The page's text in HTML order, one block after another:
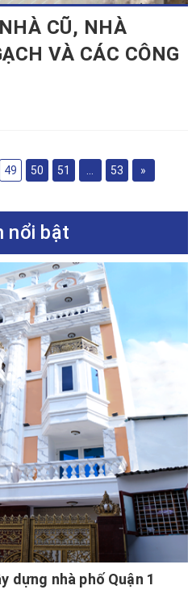
CŨ, NHÀ
VÀ CÁC CÔNG
49 50 51 53 »
nổi bật
dựng nhà phố Quận 1